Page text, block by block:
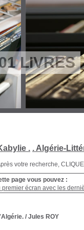
LIVRES
. . Algérie-
votre recherche,
page vous pouvez :
premier écran avec les
/ Jules ROY